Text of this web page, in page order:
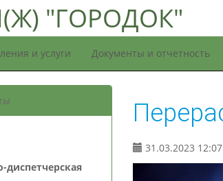
"ГОРОДОК"
и услуги Документы и отчетность
31.03.2023
диспетчерская